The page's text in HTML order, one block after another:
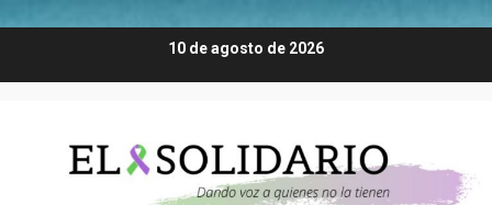
10 de agosto de 2026